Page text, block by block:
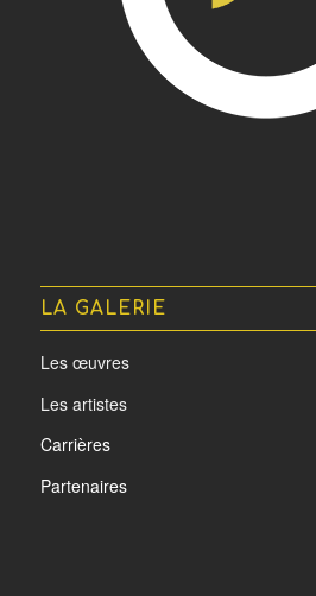
LA GALERIE
Les œuvres
Les artistes
Carrières
Partenaires